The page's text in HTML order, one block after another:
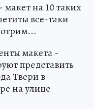
на 10 таких
все-таки
макета -
представить
Твери в
на улице